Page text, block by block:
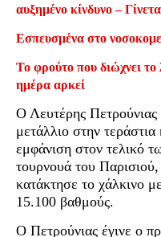
αυξημένο κίνδυνο –
Εσπευσμένα στο
Το φρούτο που διώχνει το
ημέρα αρκεί
Ο Λευτέρης
μετάλλιο στην
εμφάνιση στον τελικό
τουρνουά του
κατάκτησε το χάλκινο
15.100 βαθμούς.
Ο Πετρούνιας έγινε ο